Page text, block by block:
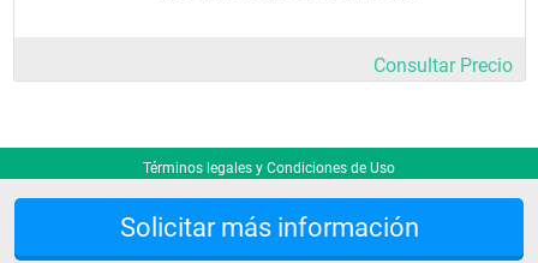
Solicitar más información
Consultar Precio
Términos legales y Condiciones de Uso